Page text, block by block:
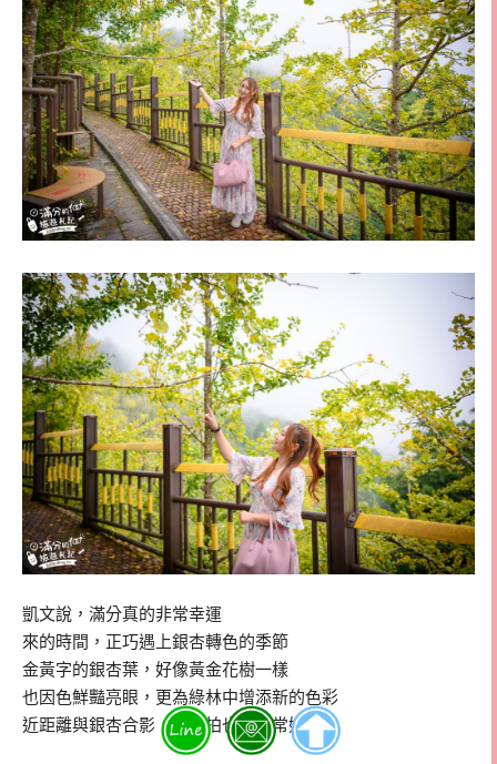
凱文說，滿分真的非常幸運
來的時間，正巧遇上銀杏轉色的季節
金黃字的銀杏葉，好像黃金花樹一樣
也因色鮮豔亮眼，更為綠林中增添新的色彩
近距離與銀杏合影，怎麼拍也都非常好看